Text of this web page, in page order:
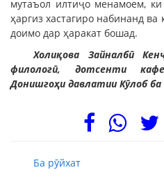
мутаъол илтиҷо менамоем,
ҳаргиз хастагиро набинанд
доимо дар ҳаракат бошад.
Холиқова Зайналбӣ
филологӣ, дотсенти
Донишгоҳи давлатии Кӯлоб ба
Ба рӯйхат